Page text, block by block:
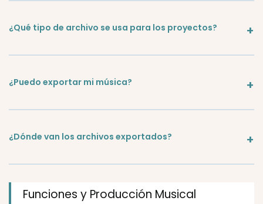
¿Qué tipo de archivo se usa para los proyectos?
¿Puedo exportar mi música?
¿Dónde van los archivos exportados?
Funciones y Producción Musical